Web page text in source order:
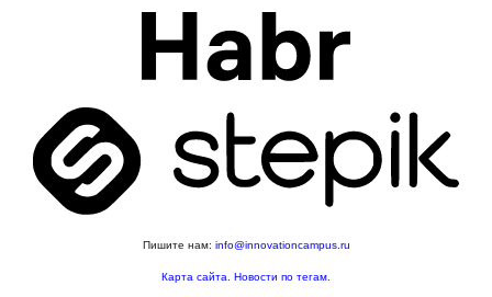
Пишите нам: info@innovationcampus.ru
Карта сайта. Новости по тегам.